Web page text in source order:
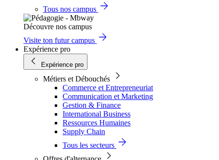
Tous nos campus
Découvre nos campus
Visite ton futur campus
Expérience pro
Expérience pro
Métiers et Débouchés
Commerce et Entrepreneuriat
Communication et Marketing
Gestion & Finance
International Business
Ressources Humaines
Supply Chain
Tous les secteurs